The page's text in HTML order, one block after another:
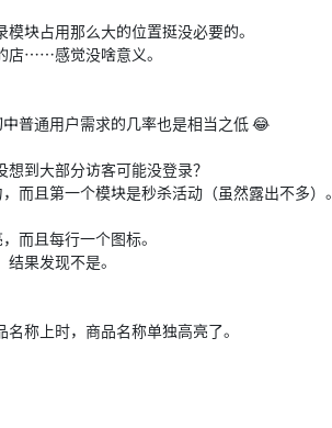
块占用那么大的位置挺没必要的。
店……感觉没啥意义。
普通用户需求的几率也是相当之低 😂
到大部分访客可能没登录？
而且第一个模块是秒杀活动（虽然露出不多）。
而且每行一个图标。
果发现不是。
称上时，商品名称单独高亮了。